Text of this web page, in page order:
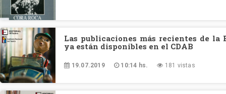
Las publicaciones más recientes de la
ya están disponibles en el CDAB
19.07.2019 10:14 hs. 181 vistas